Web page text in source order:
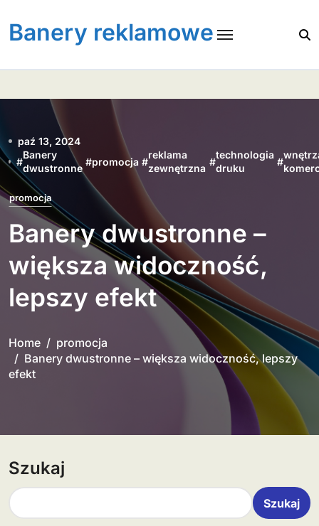
content
Banery reklamowe
paź 13, 2024
#
Banery
dwustronne
#promocja #
reklama
zewnętrzna
#
technologia
druku
#
promocja
Banery dwustronne –
większa widoczność,
lepszy efekt
Home
promocja
Banery dwustronne – większa widoczność, lepszy
efekt
Szukaj
Szukaj